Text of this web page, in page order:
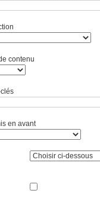
contenu
en avant